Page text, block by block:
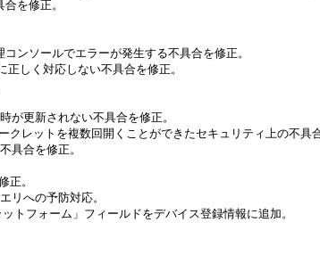
を修正。
ソールでエラーが発生する不具合を修正。
しく対応しない不具合を修正。
更新されない不具合を修正。
ットを複数回開くことができたセキュリティ上の不具合
合を修正。
。
への予防対応。
ォーム」フィールドをデバイス登録情報に追加。